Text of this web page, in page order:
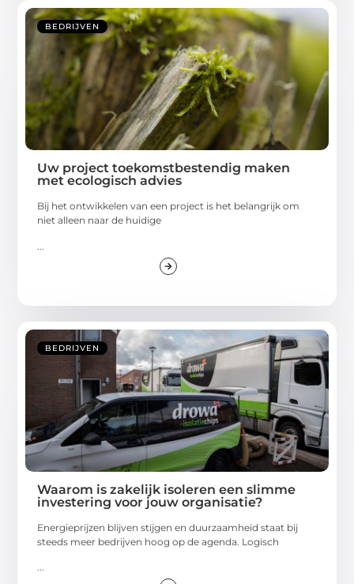
BEDRIJVEN
Uw project toekomstbestendig maken
met ecologisch advies
Bij het ontwikkelen van een project is het belangrijk om
niet alleen naar de huidige
BEDRIJVEN
Waarom is zakelijk isoleren een slimme
investering voor jouw organisatie?
Energieprijzen blijven stijgen en duurzaamheid staat bij
steeds meer bedrijven hoog op de agenda. Logisch
...